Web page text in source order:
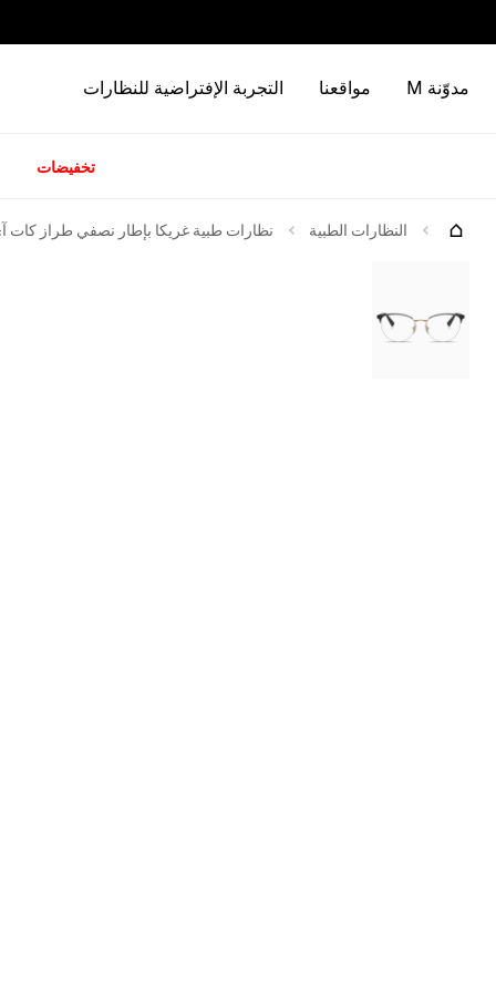
مدوّنة M مواقعنا التجربة الإفتراضية للنظارات
تخفيضات
النظارات الطبية نظارات طبية غريكا بإطار نصفي طراز كات